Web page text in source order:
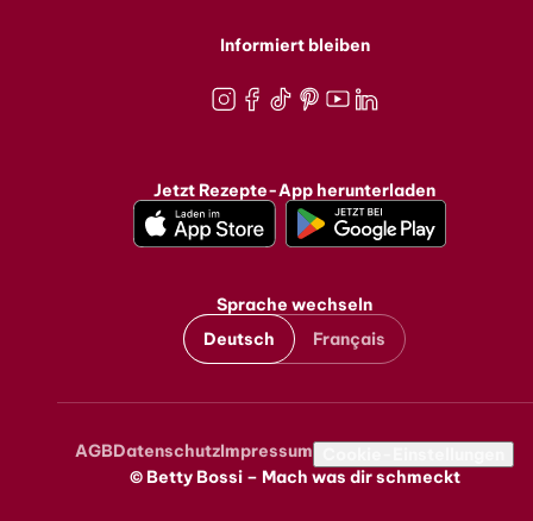
Informiert bleiben
Jetzt Rezepte-App herunterladen
Sprache wechseln
Deutsch
Français
Metanavigation
AGBDatenschutzImpressum
© Betty Bossi – Mach was dir schmeckt